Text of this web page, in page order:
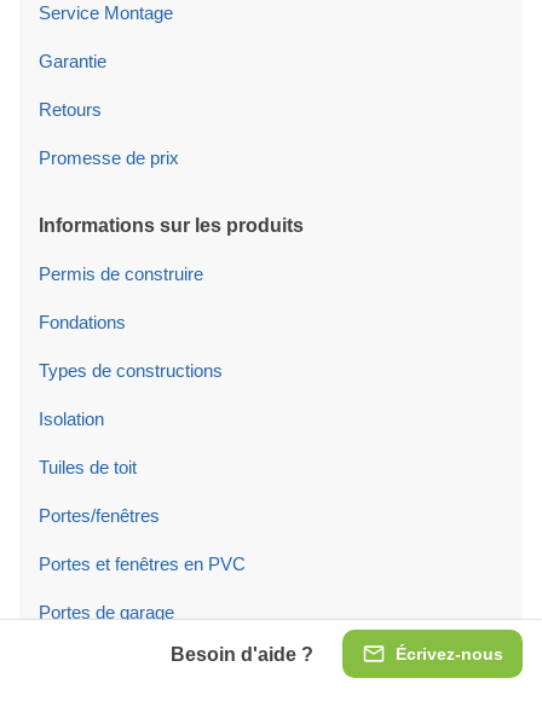
Écrivez-nous
Besoin d'aide ?
Service Montage
Garantie
Retours
Promesse de prix
Informations sur les produits
Permis de construire
Fondations
Types de constructions
Isolation
Tuiles de toit
Portes/fenêtres
Portes et fenêtres en PVC
Portes de garage
Entretien du produit